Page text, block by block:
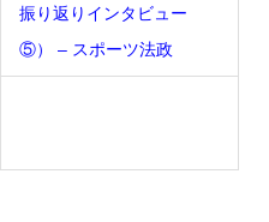
振り返りインタビュー
⑤） – スポーツ法政